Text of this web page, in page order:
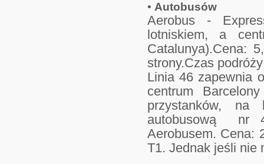
• Autobusów
Aerobus -
lotniskiem, a
Catalunya).Cena:
strony.Czas
Linia 46 zapewnia
centrum
przystanków,
autobusową nr
Aerobusem. Cena:
T1. Jednak jeśli nie